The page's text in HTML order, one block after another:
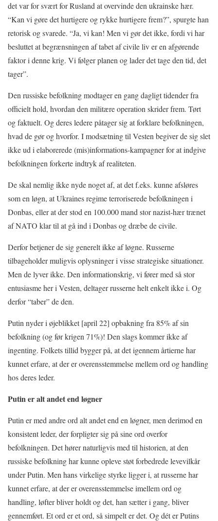
det var for svært for Rusland at overvinde den ukrainske hær.
“Kan vi gøre det hurtigere og rykke hurtigere frem?”, spurgte han
retorisk og svarede. “Ja, vi kan! Men vi gør det ikke, fordi vi har
besluttet at begrænsningen af tabet af civile liv er en afgørende
faktor i denne krig. Vi følger planen og lader det tage den tid, det
tager”.
Den russiske befolkning modtager en gang dagligt tidender fra
officielt hold, hvordan den militære operation skrider frem. Tørt
og faktuelt. Og deres ledere påtager sig at forklare befolkningen,
hvad de gør og hvorfor. I modsætning til Vesten begiver de sig slet
ikke ud i elaborerede (mis)informations-kampagner for at indgive
befolkningen forkerte indtryk af realiteten.
De skal nemlig ikke nyde noget af, at det f.eks. kunne afsløres
som en løgn, at Ukraines regime terroriserede befolkningen i
Donbas, eller at der stod en 100.000 mand stor nazist-hær trænet
af NATO klar til at gå ind i Donbas og dræbe de civile.
Derfor betjener de sig generelt ikke af løgne. Russerne
tilbageholder muligvis oplysninger i visse strategiske situationer.
Men de lyver ikke. Den informationskrig, vi fører med så stor
entusiasme her i Vesten, deltager russerne helt enkelt ikke i. Og
derfor “taber” de den.
Putin nyder i øjeblikket [april 22] opbakning fra 85% af sin
befolkning (og før krigen 71%)! Den slags kommer ikke af
ingenting. Folkets tillid bygger på, at det igennem årtierne har
kunnet erfare, at der er overensstemmelse mellem ord og handling
hos deres leder.
Putin er alt andet end løgner
Putin er med andre ord alt andet end en løgner, men derimod en
konsistent leder, der forpligter sig på sine ord overfor
befolkningen. Det hører naturligvis med til historien, at den
russiske befolkning har kunne opleve støt forbedrede levevilkår
under Putin. Men hans virkelige styrke ligger i, at russerne har
kunnet erfare, at der er overensstemmelse imellem ord og
handling, løfter bliver holdt og det, han sætter i gang, bliver
gennemført. Et ord er et ord, så simpelt er det. Og dét er Putins